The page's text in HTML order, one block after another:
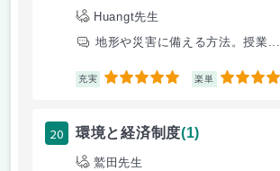
Huangt先生
地形や災害に備える方法。授業...
充実 5 楽単 5
20 環境と経済制度(1)
鷲田先生